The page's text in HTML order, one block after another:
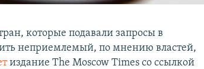
которые подавали запросы в
неприемлемый, по мнению властей,
издание The Moscow Times со ссылкой